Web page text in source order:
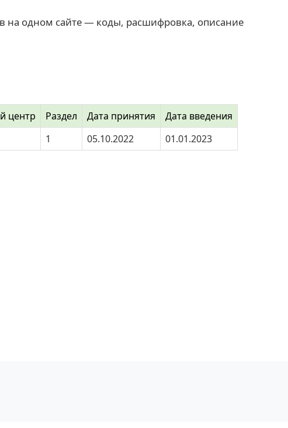
на одном сайте — коды, расшифровка, описание
центр Раздел Дата принятия
Дата введения
1 05.10.2022 01.01.2023